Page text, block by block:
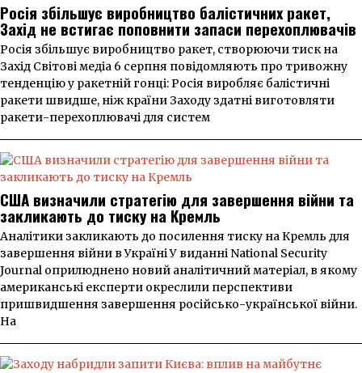
Росія збільшує виробництво балістичних ракет,
Захід не встигає поповнити запаси перехоплювачів
Росія збільшує виробництво ракет, створюючи тиск на
Захід Світові медіа 6 серпня повідомляють про тривожну
тенденцію у ракетній гонці: Росія виробляє балістичні
ракети швидше, ніж країни Заходу здатні виготовляти
ракети-перехоплювачі для систем
США визначили стратегію для завершення війни та
закликають до тиску на Кремль
Аналітики закликають до посилення тиску на Кремль для
завершення війни в Україні У виданні National Security
Journal оприлюднено новий аналітичний матеріал, в якому
американські експерти окреслили перспективи
пришвидшення завершення російсько-української війни.
На